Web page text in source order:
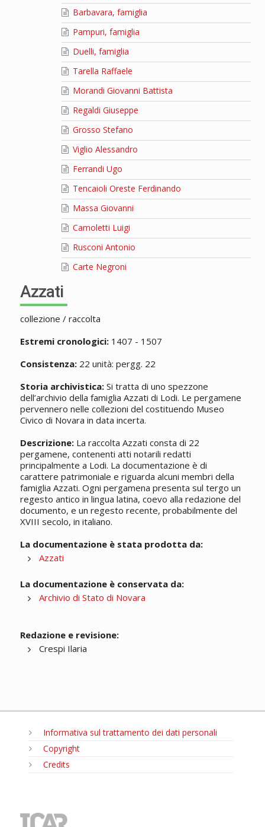
Barbavara, famiglia
Pampuri, famiglia
Duelli, famiglia
Tarella Raffaele
Morandi Giovanni Battista
Regaldi Giuseppe
Grosso Stefano
Viglio Alessandro
Ferrandi Ugo
Tencaioli Oreste Ferdinando
Massa Giovanni
Camoletti Luigi
Rusconi Antonio
Carte Negroni
Azzati
collezione / raccolta
Estremi cronologici:1407 - 1507
Consistenza:22 unità: pergg. 22
Storia archivistica:Si tratta di uno spezzone
dell’archivio della famiglia Azzati di Lodi. Le pergamene
pervennero nelle collezioni del costituendo Museo
Civico di Novara in data incerta.
Descrizione:La raccolta Azzati consta di 22
pergamene, contenenti atti notarili redatti
principalmente a Lodi. La documentazione è di
carattere patrimoniale e riguarda alcuni membri della
famiglia Azzati. Ogni pergamena presenta sul tergo un
regesto antico in lingua latina, coevo alla redazione del
documento, e un regesto recente, probabilmente del
XVIII secolo, in italiano.
La documentazione è stata prodotta da:
Azzati
La documentazione è conservata da:
Archivio di Stato di Novara
Redazione e revisione:
Crespi Ilaria
Informativa sul trattamento dei dati personali
Copyright
Credits